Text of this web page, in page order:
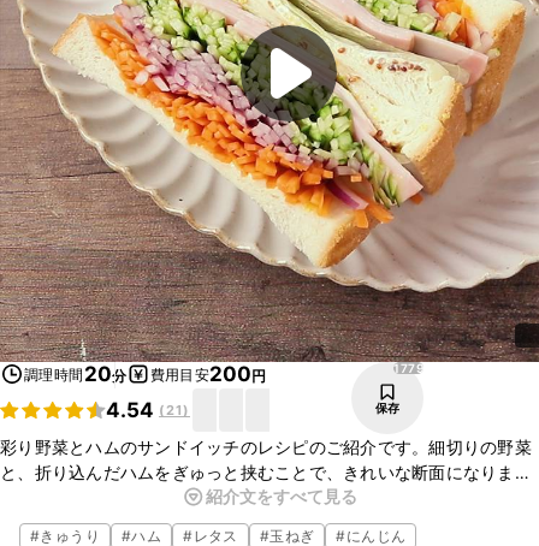
調理時間 20分 費用目安200円
4.54 (21)
1779
保存
彩り野菜とハムのサンドイッチのレシピのご紹介です。細切りの野菜
と、折り込んだハムをぎゅっと挟むことで、きれいな断面になります
よ。簡単に作れますので、ぜひ一度作ってみてくださいね。
紹介文をすべて見る
#きゅうり #ハム #レタス #玉ねぎ #にんじん